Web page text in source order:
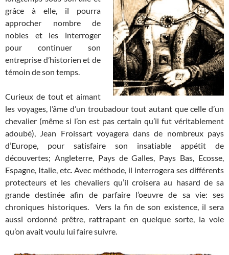
grâce à elle, il pourra
approcher nombre de
nobles et les interroger
pour continuer son
entreprise d’historien et de
témoin de son temps.
Curieux de tout et aimant
les voyages, l’âme d’un troubadour tout autant que celle d’un
chevalier (même si l’on est pas certain qu’il fut véritablement
adoubé), Jean Froissart voyagera dans de nombreux pays
d’Europe, pour satisfaire son insatiable appétit de
découvertes; Angleterre, Pays de Galles, Pays Bas, Ecosse,
Espagne, Italie, etc. Avec méthode, il interrogera ses différents
protecteurs et les chevaliers qu’il croisera au hasard de sa
grande destinée afin de parfaire l’oeuvre de sa vie: ses
chroniques historiques. Vers la fin de son existence, il sera
aussi ordonné prêtre, rattrapant en quelque sorte, la voie
qu’on avait voulu lui faire suivre.